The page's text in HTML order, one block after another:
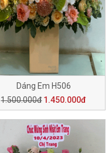
Dáng Em H506
1.500.000đ 1.450.000đ